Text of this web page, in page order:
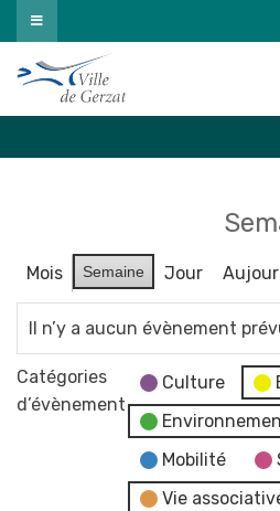
Passer
au
contenu
Mois Semaine Jour
Il n’y a aucun évènement
Catégories
d’évènement
Culture
Mobilité
Vie